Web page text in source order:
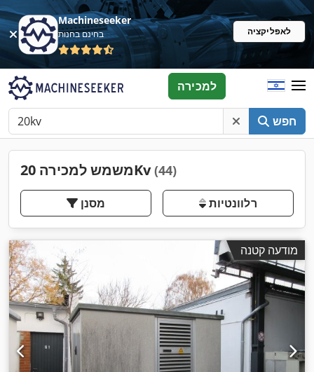
Machineseeker
בחינם בחנות לאפליקציה
חפש
למכירה
משמש למכירה 20Kv(44)
מסנן רלוונטיות
מודעה קטנה